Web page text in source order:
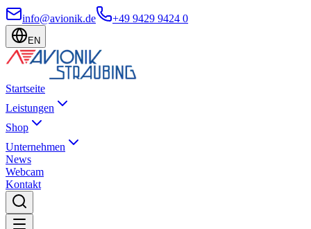
info@avionik.de +49 9429 9424 0
EN
Startseite
Leistungen
Shop
Unternehmen
News
Webcam
Kontakt